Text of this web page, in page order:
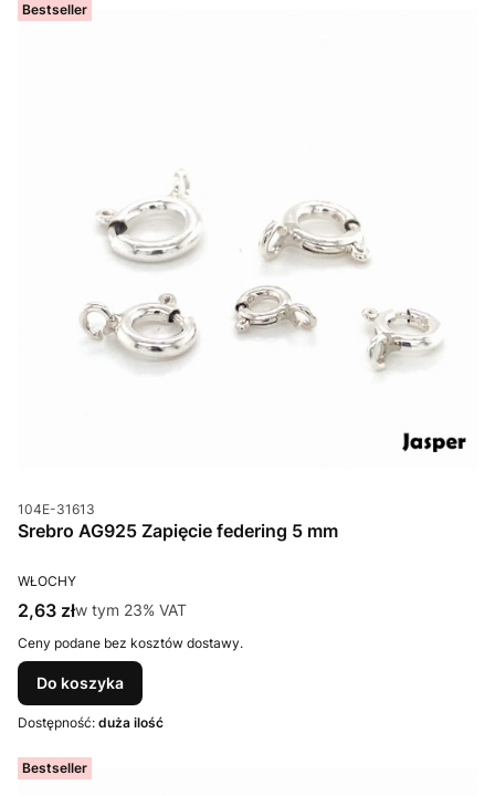
Bestseller
Kod produktu
104E-31613
Srebro AG925 Zapięcie federing 5 mm
PRODUCENT
WŁOCHY
Cena brutto
2,63 złw tym %s VAT
w tym 23% VAT
Ceny podane bez kosztów dostawy.
Do koszyka
Dostępność: duża ilość
Bestseller